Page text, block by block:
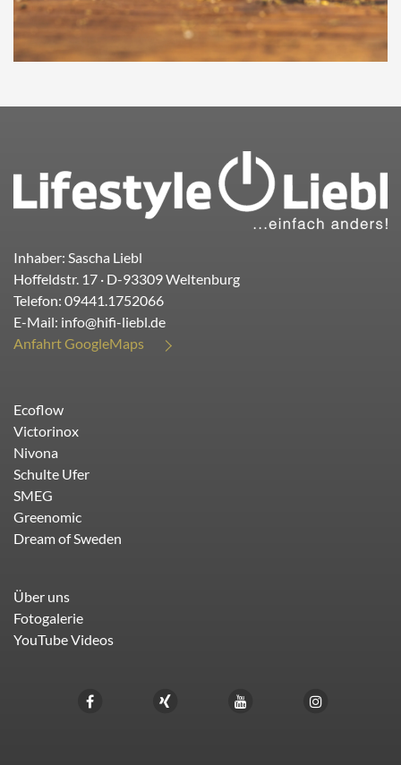
Inhaber: Sascha Liebl
Hoffeldstr. 17 · D-93309Weltenburg
Telefon: 09441.1752066
E-Mail: info@hifi-liebl.de
Anfahrt GoogleMaps
Ecoflow
Victorinox
Nivona
Schulte Ufer
SMEG
Greenomic
Dream of Sweden
Über uns
Fotogalerie
YouTube Videos